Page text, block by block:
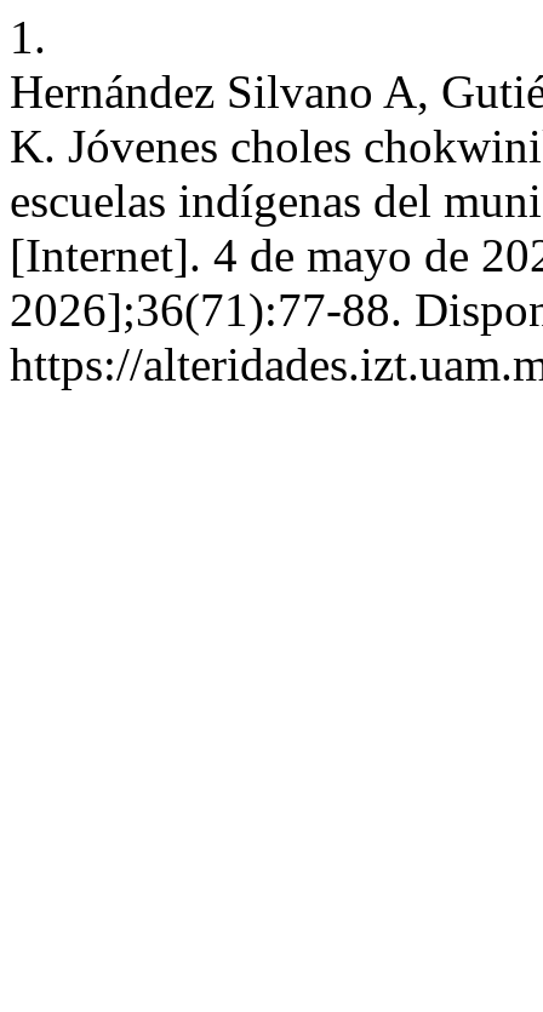
1.
Hernández Silvano A,
K. Jóvenes choles
escuelas indígenas del
[Internet]. 4 de mayo de
2026];36(71):77-88.
https://